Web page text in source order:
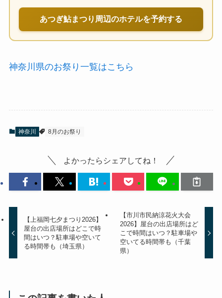
あつぎ鮎まつり周辺のホテルを予約する
神奈川県のお祭り一覧はこちら
神奈川 8月のお祭り
よかったらシェアしてね！
【上福岡七夕まつり2026】
屋台の出店場所はどこで時
間はいつ？駐車場や空いて
る時間帯も（埼玉県）
【市川市民納涼花火大会
2026】屋台の出店場所はど
こで時間はいつ？駐車場や
空いてる時間帯も（千葉
県）